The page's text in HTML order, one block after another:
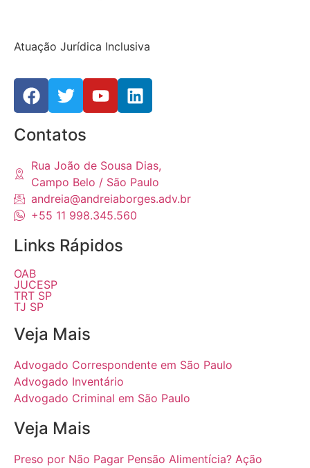
Atuação Jurídica Inclusiva
Contatos
Rua João de Sousa Dias,
Campo Belo / São Paulo
andreia@andreiaborges.adv.br
+55 11 998.345.560
Links Rápidos
OAB
JUCESP
TRT SP
TJ SP
Veja Mais
Advogado Correspondente em São Paulo
Advogado Inventário
Advogado Criminal em São Paulo
Veja Mais
Preso por Não Pagar Pensão Alimentícia? Ação